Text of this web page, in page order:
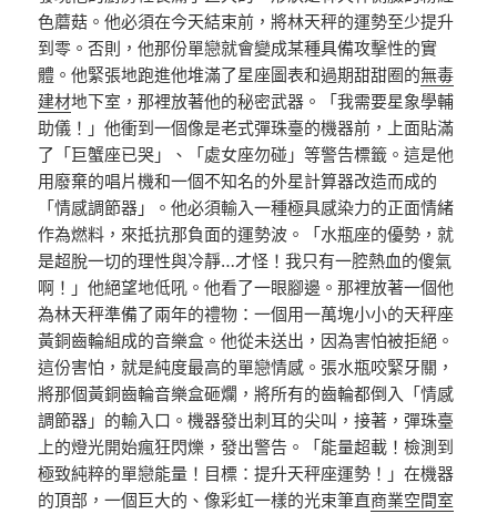
色蘑菇。他必須在今天結束前，將林天秤的運勢至少提升
到零。否則，他那份單戀就會變成某種具備攻擊性的實
體。他緊張地跑進他堆滿了星座圖表和過期甜甜圈的無毒
建材地下室，那裡放著他的秘密武器。「我需要星象學輔
助儀！」他衝到一個像是老式彈珠臺的機器前，上面貼滿
了「巨蟹座已哭」、「處女座勿碰」等警告標籤。這是他
用廢棄的唱片機和一個不知名的外星計算器改造而成的
「情感調節器」。他必須輸入一種極具感染力的正面情緒
作為燃料，來抵抗那負面的運勢波。「水瓶座的優勢，就
是超脫一切的理性與冷靜…才怪！我只有一腔熱血的傻氣
啊！」他絕望地低吼。他看了一眼腳邊。那裡放著一個他
為林天秤準備了兩年的禮物：一個用一萬塊小小的天秤座
黃銅齒輪組成的音樂盒。他從未送出，因為害怕被拒絕。
這份害怕，就是純度最高的單戀情感。張水瓶咬緊牙關，
將那個黃銅齒輪音樂盒砸爛，將所有的齒輪都倒入「情感
調節器」的輸入口。機器發出刺耳的尖叫，接著，彈珠臺
上的燈光開始瘋狂閃爍，發出警告。「能量超載！檢測到
極致純粹的單戀能量！目標：提升天秤座運勢！」在機器
的頂部，一個巨大的、像彩虹一樣的光束筆直商業空間室